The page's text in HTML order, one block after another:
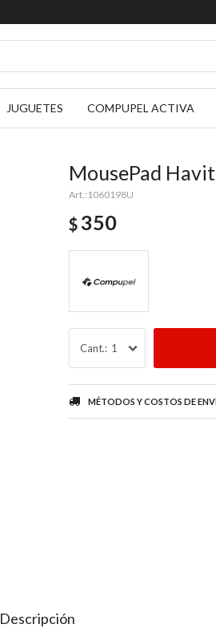
JUGUETES COMPUPEL ACTIVA
MousePad
1060198U
$ 350
1
MÉTODOS Y COSTOS DE
Descripción